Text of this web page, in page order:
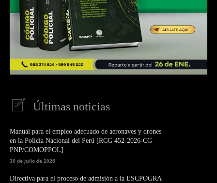
Últimas noticias
Manual para el empleo adecuado de aeronaves y drones
en la Policía Nacional del Perú [RCG 452-2026-CG
PNP/COMOPPOL]
30 de julio de 2026
Directiva para el proceso de admisión a la ESCPOGRA